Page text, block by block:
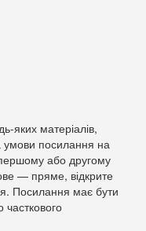
яких матеріалів,
умови посилання на
або другому
— пряме, відкрите
Посилання має бути